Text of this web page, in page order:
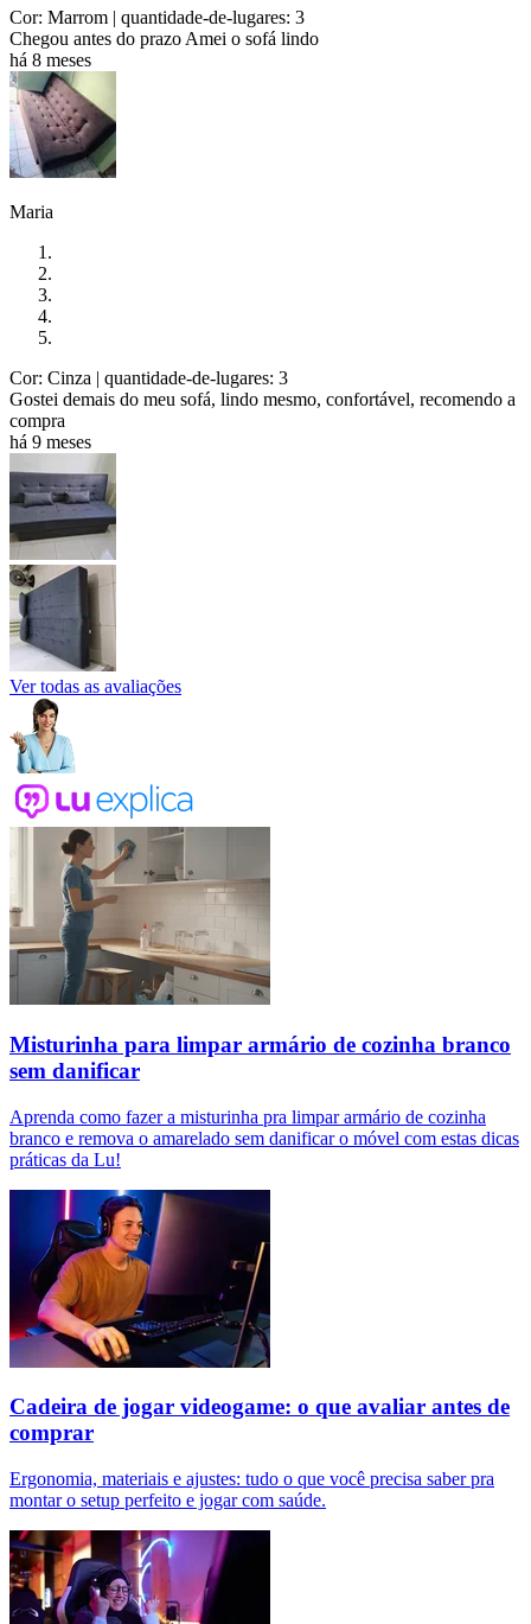
Cor: Marrom | quantidade-de-lugares: 3
Chegou antes do prazo Amei o sofá lindo
há 8 meses
Maria
Cor: Cinza | quantidade-de-lugares: 3
Gostei demais do meu sofá, lindo mesmo, confortável, recomendo a
compra
há 9 meses
Ver todas as avaliações
Misturinha para limpar armário de cozinha branco
sem danificar
Aprenda como fazer a misturinha pra limpar armário de cozinha
branco e remova o amarelado sem danificar o móvel com estas dicas
práticas da Lu!
Cadeira de jogar videogame: o que avaliar antes de
comprar
Ergonomia, materiais e ajustes: tudo o que você precisa saber pra
montar o setup perfeito e jogar com saúde.